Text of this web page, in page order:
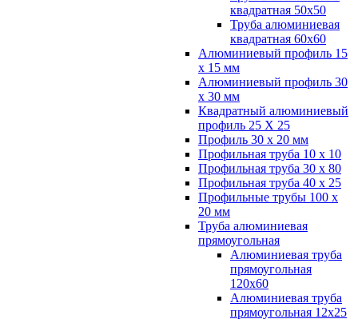
квадратная 50х50
Труба алюминиевая
квадратная 60х60
Алюминиевый профиль 15
х 15 мм
Алюминиевый профиль 30
х 30 мм
Квадратный алюминиевый
профиль 25 Х 25
Профиль 30 х 20 мм
Профильная труба 10 х 10
Профильная труба 30 х 80
Профильная труба 40 х 25
Профильные трубы 100 х
20 мм
Труба алюминиевая
прямоугольная
Алюминиевая труба
прямоугольная
120х60
Алюминиевая труба
прямоугольная 12х25